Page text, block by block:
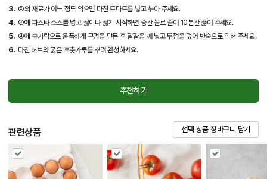
3. ②의 재료가 어느 정도 익으면 다진 토마토를 넣고 볶아 주세요.
4. ③에 파스타 소스를 넣고 끓이다 끓기 시작하면 중간 불로 줄여 10분간 끓여 주세요.
5. ④에 숟가락으로 움푹하게 구멍을 만든 후 달걀을 깨 넣고 뚜껑을 덮어 반숙으로 익혀 주세요.
6. 다진 허브와 굵은 후춧가루를 뿌려 완성하세요.
추천하기
관련상품 선택 상품 장바구니 담기